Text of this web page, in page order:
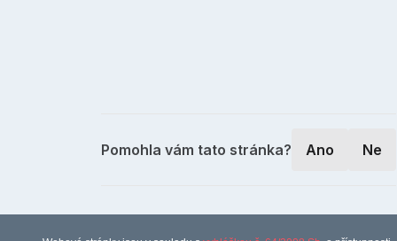
Pomohla vám tato stránka? Ano Ne